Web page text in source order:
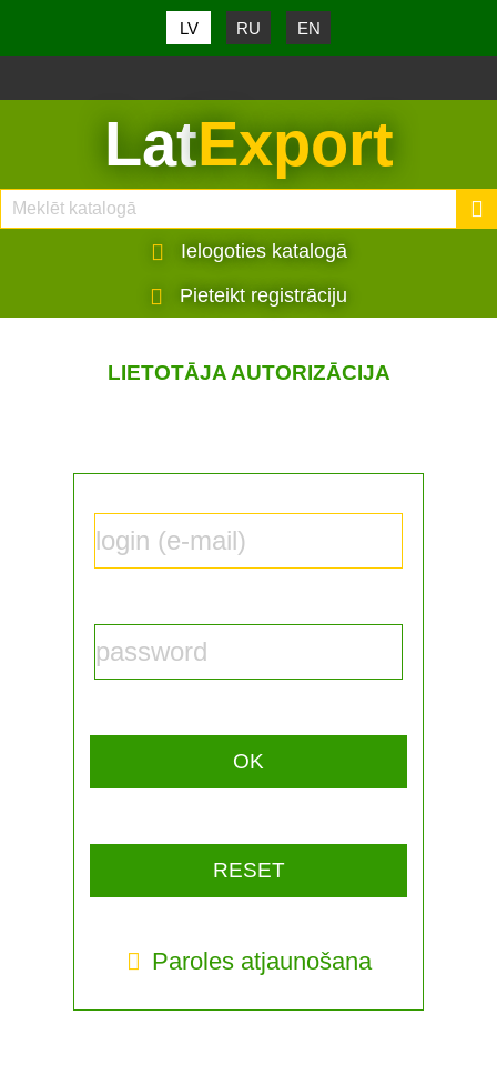
LV RU EN
LatExport
Ielogoties katalogā
Pieteikt registrāciju
LIETOTĀJA AUTORIZĀCIJA
Paroles atjaunošana